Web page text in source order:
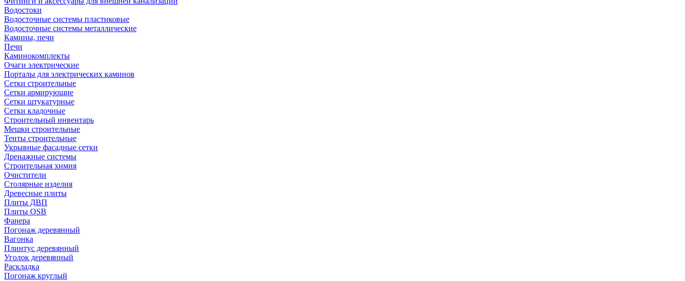
Водостоки
Водосточные системы пластиковые
Водосточные системы металлические
Камины, печи
Печи
Каминокомплекты
Очаги электрические
Порталы для электрических каминов
Сетки строительные
Сетки армирующие
Сетки штукатурные
Сетки кладочные
Строительный инвентарь
Мешки строительные
Тенты строительные
Укрывные фасадные сетки
Дренажные системы
Строительная химия
Очистители
Столярные изделия
Древесные плиты
Плиты ДВП
Плиты OSB
Фанера
Погонаж деревянный
Вагонка
Плинтус деревянный
Уголок деревянный
Раскладка
Погонаж круглый